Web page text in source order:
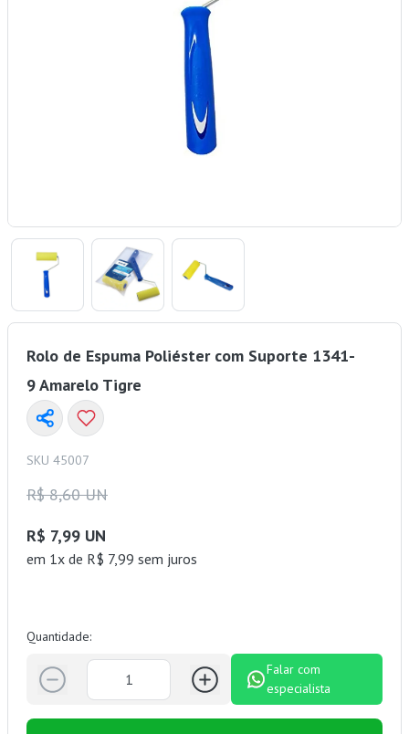
Rolo de Espuma Poliéster com Suporte 1341-
9 Amarelo Tigre
SKU 45007
R$ 8,60 UN
R$ 7,99 UN
em 1x de R$ 7,99 sem juros
Quantidade:
Falar com
especialista